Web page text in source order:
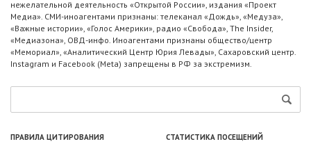
нежелательной деятельность «Открытой России», издания «Проект
Медиа». СМИ-иноагентами признаны: телеканал «Дождь», «Медуза»,
«Важные истории», «Голос Америки», радио «Свобода», The Insider,
«Медиазона», ОВД-инфо. Иноагентами признаны общество/центр
«Мемориал», «Аналитический Центр Юрия Левады», Сахаровский центр.
Instagram и Facebook (Metа) запрещены в РФ за экстремизм.
ПРАВИЛА ЦИТИРОВАНИЯ СТАТИСТИКА ПОСЕЩЕНИЙ